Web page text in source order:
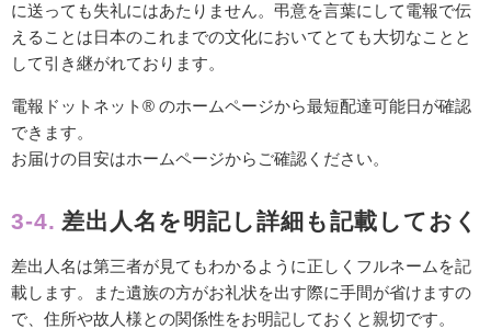
に送っても失礼にはあたりません。弔意を言葉にして電報で伝
えることは日本のこれまでの文化においてとても大切なことと
して引き継がれております。
電報ドットネット® のホームページから最短配達可能日が確認
できます。
お届けの目安はホームページからご確認ください。
3-4. 差出人名を明記し詳細も記載しておく
差出人名は第三者が見てもわかるように正しくフルネームを記
載します。また遺族の方がお礼状を出す際に手間が省けますの
で、住所や故人様との関係性をお明記しておくと親切です。